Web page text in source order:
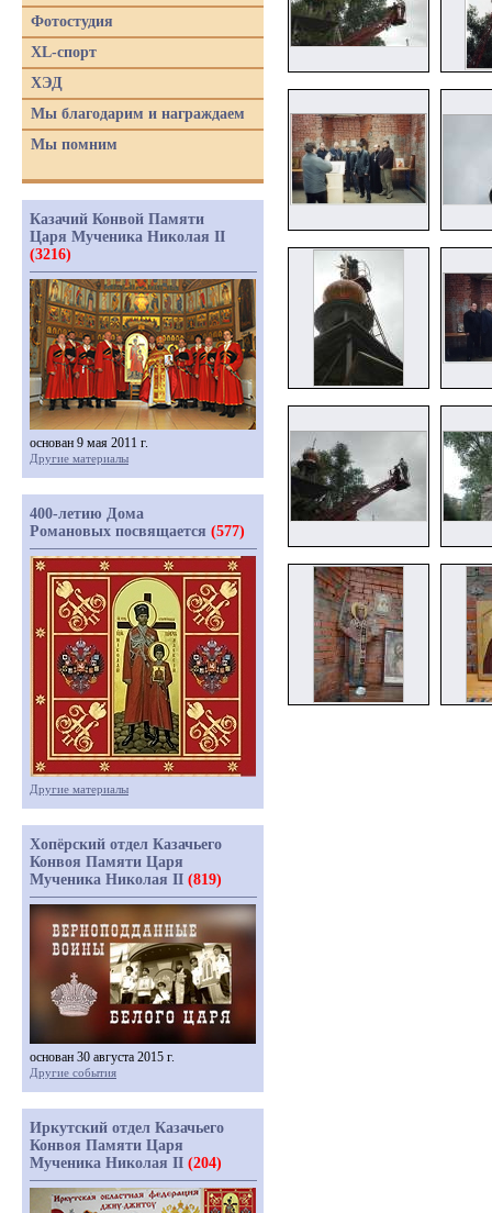
Фотостудия
XL-спорт
ХЭД
Мы благодарим и награждаем
Мы помним
Казачий Конвой Памяти
Царя Мученика Николая II
(3216)
основан 9 мая 2011 г.
Другие материалы
400-летию Дома
Романовых посвящается (577)
Другие материалы
Хопёрский отдел Казачьего
Конвоя Памяти Царя
Мученика Николая II (819)
основан 30 августа 2015 г.
Другие события
Иркутский отдел Казачьего
Конвоя Памяти Царя
Мученика Николая II (204)